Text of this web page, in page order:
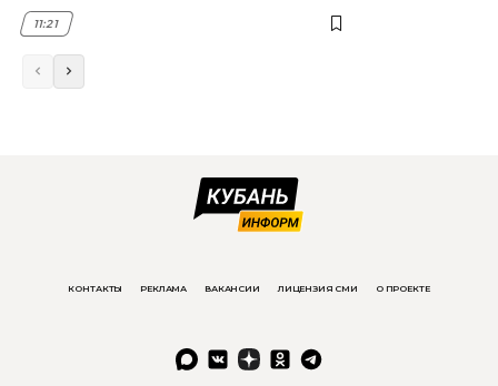
11:21
КОНТАКТЫ РЕКЛАМА ВАКАНСИИ ЛИЦЕНЗИЯ СМИ О ПРОЕКТЕ